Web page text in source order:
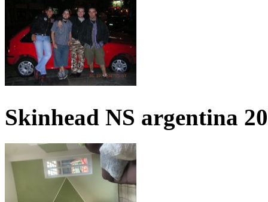
Skinhead NS argentina